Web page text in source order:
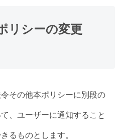
リシーの変更
その他本ポリシーに別段の
、ユーザーに通知すること
るものとします。